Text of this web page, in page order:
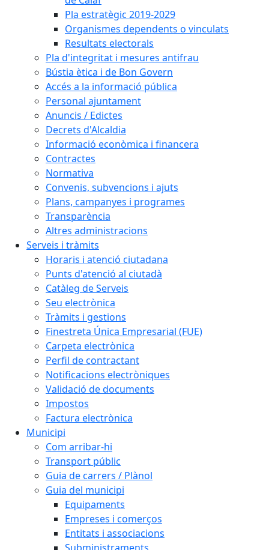
Pla estratègic 2019-2029
Organismes dependents o vinculats
Resultats electorals
Pla d'integritat i mesures antifrau
Bústia ètica i de Bon Govern
Accés a la informació pública
Personal ajuntament
Anuncis / Edictes
Decrets d'Alcaldia
Informació econòmica i financera
Contractes
Normativa
Convenis, subvencions i ajuts
Plans, campanyes i programes
Transparència
Altres administracions
Serveis i tràmits
Horaris i atenció ciutadana
Punts d'atenció al ciutadà
Catàleg de Serveis
Seu electrònica
Tràmits i gestions
Finestreta Única Empresarial (FUE)
Carpeta electrònica
Perfil de contractant
Notificacions electròniques
Validació de documents
Impostos
Factura electrònica
Municipi
Com arribar-hi
Transport públic
Guia de carrers / Plànol
Guia del municipi
Equipaments
Empreses i comerços
Entitats i associacions